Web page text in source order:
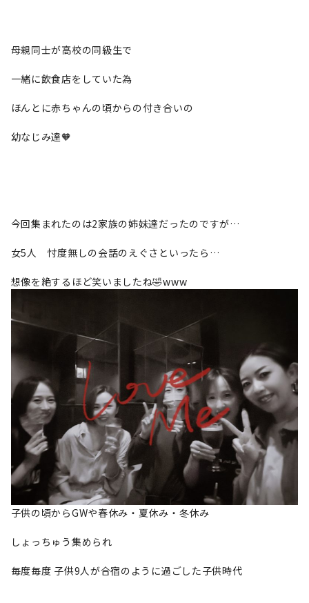
母親同士が高校の同級生で
一緒に飲食店をしていた為
ほんとに赤ちゃんの頃からの付き合いの
幼なじみ達🧡
今回集まれたのは2家族の姉妹達だったのですが…
女5人 忖度無しの会話のえぐさといったら…
想像を絶するほど笑いましたね🤣www
子供の頃からGWや春休み・夏休み・冬休み
しょっちゅう集められ
毎度毎度 子供9人が合宿のように過ごした子供時代